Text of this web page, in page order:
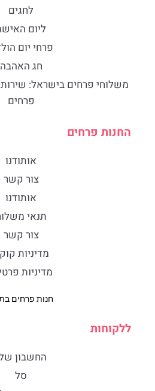
לחגים
ליום
פרחי יום
חג האהבה
​משלוחי פרחים בישראל:
פרחים
החנות פרחים
אותודנו
צור קשר
אותודנו
תנאי
צור קשר
מדיניות
מדיניות
חנות פרחים
ללקוחות
החשבון
סל